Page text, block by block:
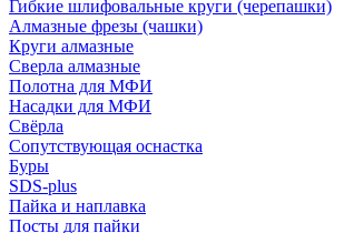
Гибкие шлифовальные круги (черепашки)
Алмазные фрезы (чашки)
Круги алмазные
Сверла алмазные
Полотна для МФИ
Насадки для МФИ
Свёрла
Сопутствующая оснастка
Буры
SDS-plus
Пайка и наплавка
Посты для пайки